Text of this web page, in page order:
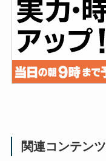
関連コンテンツ